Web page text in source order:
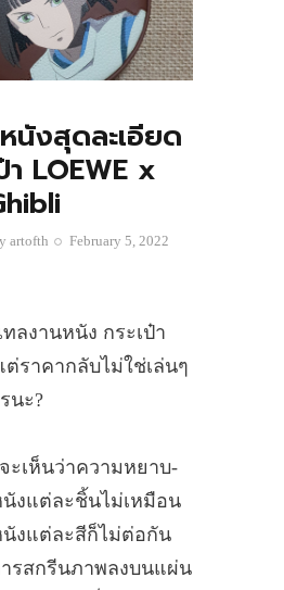
นังสุดละเอียด
า LOEWE x
artofth
February 5, 2022
ลงานหนัง กระเป๋า
ต่ราคากลับไม่ใช่เล่นๆ
นะ?
ะเห็นว่าความหยาบ-
นังแต่ละชิ้นไม่เหมือน
งแต่ละสีก็ไม่ต่อกัน
รสกรีนภาพลงบนแผ่น